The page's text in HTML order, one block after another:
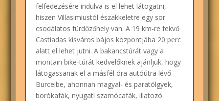
felfedezésére indulva is el lehet látogatni,
hiszen Villasimiustól északkeletre egy sor
csodálatos fürdőzőhely van. A 19 km-re fekvő
Castiadas kisváros bájos központjába 20 perc
alatt el lehet jutni. A bakancstúrát vagy a
montain bike-túrát kedvelőknek ajánljuk, hogy
látogassanak el a másfél óra autóútra lévő
Burceibe, ahonnan magyal- és paratölgyek,
borókafák, nyugati szamócafák, illatozó